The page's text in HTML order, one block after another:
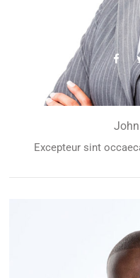
Excepteur sint